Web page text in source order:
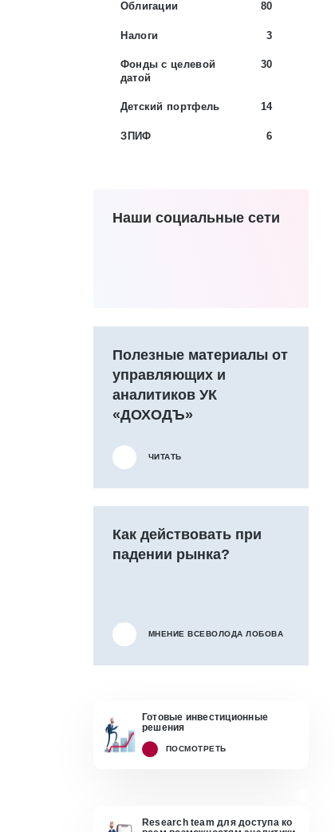
Облигации 80
Налоги 3
Фонды с целевой
датой
30
Детский портфель 14
ЗПИФ 6
Наши социальные сети
Полезные материалы от
управляющих и
аналитиков УК
«ДОХОДЪ»
ЧИТАТЬ
Как действовать при
падении рынка?
МНЕНИЕ ВСЕВОЛОДА ЛОБОВА
Готовые инвестиционные
решения
ПОСМОТРЕТЬ
Research team для доступа ко